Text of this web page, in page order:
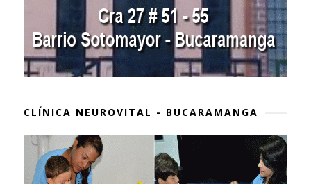
CLÍNICA NEUROVITAL - BUCARAMANGA